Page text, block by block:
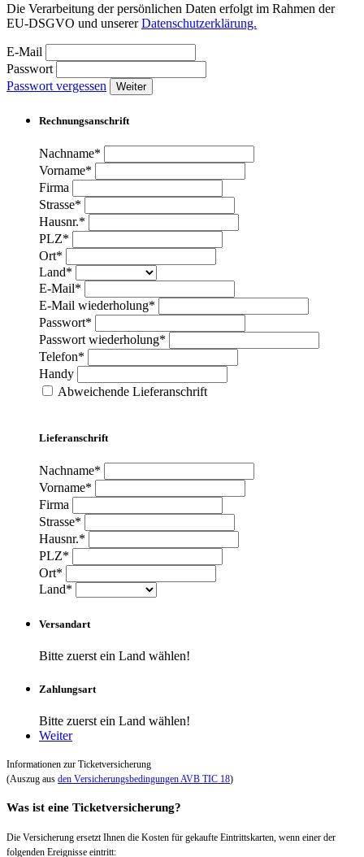
Die Verarbeitung der persönlichen Daten erfolgt im Rahmen der
EU-DSGVO und unsererDatenschutzerklärung.
E-Mail
Passwort
Passwort vergessen
Weiter
Rechnungsanschrift
Nachname*
Vorname*
Firma
Strasse*
Hausnr.*
PLZ*
Ort*
Land*
E-Mail*
E-Mail wiederholung*
Passwort*
Passwort wiederholung*
Telefon*
Handy
Abweichende Lieferanschrift
Lieferanschrift
Nachname*
Vorname*
Firma
Strasse*
Hausnr.*
PLZ*
Ort*
Land*
Versandart
Bitte zuerst ein Land wählen!
Zahlungsart
Bitte zuerst ein Land wählen!
Weiter
Informationen zur Ticketversicherung
(Auszug aus den Versicherungsbedingungen AVB TIC 18)
Was ist eine Ticketversicherung?
Die Versicherung ersetzt Ihnen die Kosten für gekaufte Eintrittskarten, wenn einer der
folgenden Ereignisse eintritt: